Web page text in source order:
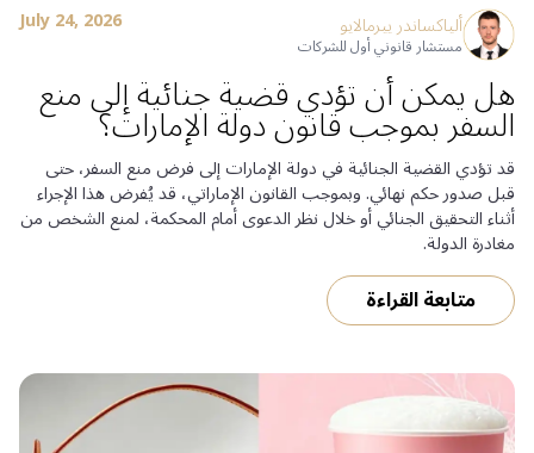
ألياكساندر ييرمالايو
مستشار قانوني أول للشركات
July 24, 2026
هل يمكن أن تؤدي قضية جنائية إلى منع
السفر بموجب قانون دولة الإمارات؟
قد تؤدي القضية الجنائية في دولة الإمارات إلى فرض منع السفر، حتى
قبل صدور حكم نهائي. وبموجب القانون الإماراتي، قد يُفرض هذا الإجراء
أثناء التحقيق الجنائي أو خلال نظر الدعوى أمام المحكمة، لمنع الشخص من
مغادرة الدولة.
متابعة القراءة